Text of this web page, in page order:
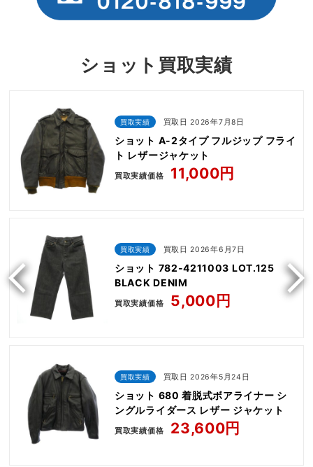
ショット買取実績
買取実績 買取日 2026年7月8日
ショット A-2タイプ フルジップ フライ
ト レザージャケット
買取実績価格 11,000円
買取実績 買取日 2026年6月7日
ショット 782-4211003 LOT.125
BLACK DENIM
買取実績価格 5,000円
買取実績 買取日 2026年5月24日
ショット 680 着脱式ボアライナー シ
ングルライダース レザー ジャケット
買取実績価格 23,600円